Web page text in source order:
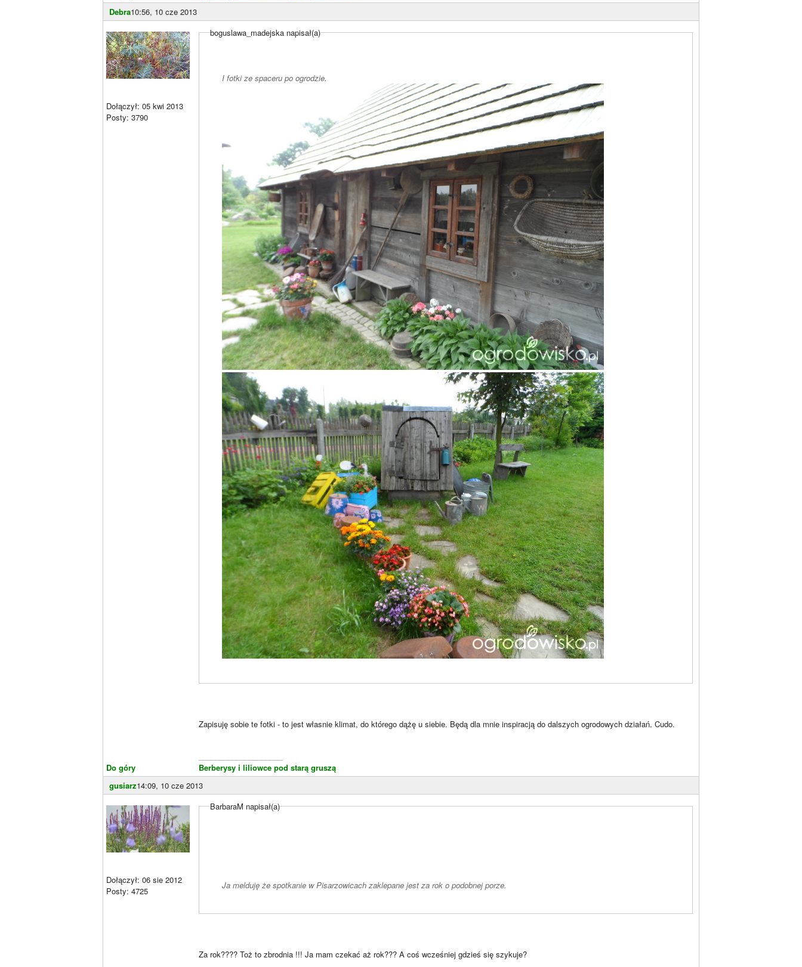
Debra10:56, 10 cze 2013
Dołączył: 05 kwi 2013
Posty: 3790
Do góry
boguslawa_madejska napisał(a)
I fotki ze spaceru po ogrodzie.
Zapisuję sobie te fotki - to jest własnie klimat, do którego dążę u siebie. Będą dla mnie inspiracją do dalszych ogrodowych działań. Cudo.
Berberysy i liliowce pod starą gruszą
gusiarz14:09, 10 cze 2013
Dołączył: 06 sie 2012
Posty: 4725
BarbaraM napisał(a)
Ja melduję że spotkanie w Pisarzowicach zaklepane jest za rok o podobnej porze.
Za rok???? Toż to zbrodnia !!! Ja mam czekać aż rok??? A coś wcześniej gdzieś się szykuje?